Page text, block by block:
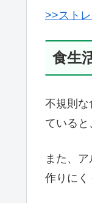
>>スト
食生
不規則な
ていると
また、
作りにく